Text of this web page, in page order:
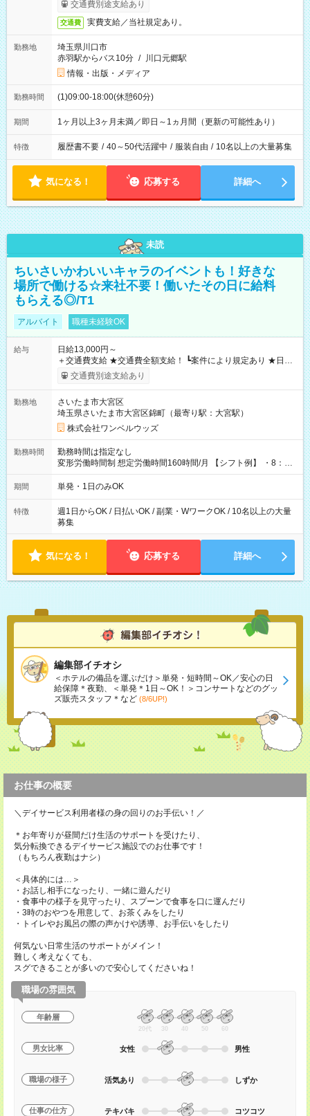
交通費別途支給あり
交通費 実費支給／当社規定あり。
勤務地
埼玉県川口市
赤羽駅からバス10分 / 川口元郷駅
情報・出版・メディア
勤務時間 (1)09:00-18:00(休憩60分)
期間 1ヶ月以上3ヶ月未満／即日～1ヵ月間（更新の可能性あり）
特徴 履歴書不要 / 40～50代活躍中 / 服装自由 / 10名以上の大量募集
気になる！ 応募する 詳細へ
未読
ちいさいかわいいキャラのイベントも！好きな
場所で働ける☆来社不要！働いたその日に給料
もらえる◎/T1
アルバイト 職種未経験OK
給与
日給13,000円～
＋交通費支給 ★交通費全額支給！ ┗案件により規定あり ★日払
いOK！（規定あり） ┗働いたその日に現金GET♪ お仕事後はコ
ンビニATMから 日払い分を引き落とせます！ 【試用期間】試
交通費別途支給あり
勤務地
さいたま市大宮区
埼玉県さいたま市大宮区錦町（最寄り駅：大宮駅）
株式会社ワンベルウッズ
勤務時間
勤務時間は指定なし
変形労働時間制 想定労働時間160時間/月 【シフト例】 ・8：00
～21：00
期間 単発・1日のみOK
特徴
週1日からOK / 日払いOK / 副業・WワークOK / 10名以上の大量
募集
気になる！ 応募する 詳細へ
編集部イチオシ
＜ホテルの備品を運ぶだけ＞単発・短時間～OK／安心の日
給保障＊夜勤、＜単発＊1日～OK！＞コンサートなどのグッ
ズ販売スタッフ＊など (8/6UP!)
お仕事の概要
＼デイサービス利用者様の身の回りのお手伝い！／
＊お年寄りが昼間だけ生活のサポートを受けたり、
気分転換できるデイサービス施設でのお仕事です！
（もちろん夜勤はナシ）
＜具体的には…＞
・お話し相手になったり、一緒に遊んだり
・食事中の様子を見守ったり、スプーンで食事を口に運んだり
・3時のおやつを用意して、お茶くみをしたり
・トイレやお風呂の際の声かけや誘導、お手伝いをしたり
何気ない日常生活のサポートがメイン！
難しく考えなくても、
スグできることが多いので安心してくださいね！
職場の雰囲気
年齢層
20代 30 40 50 60
男女比率 女性 男性
職場の様子 活気あり しずか
仕事の仕方 テキパキ コツコツ